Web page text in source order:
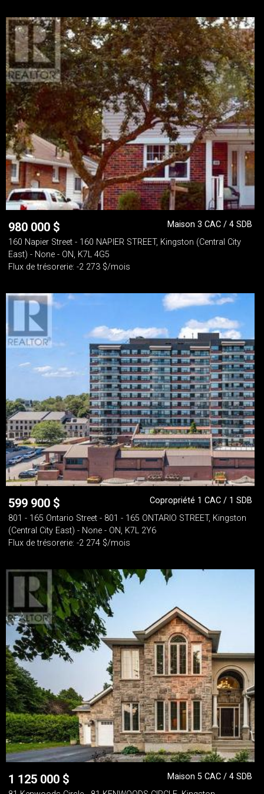
980 000 $
Maison 3 CAC / 4 SDB
160 Napier Street - 160 NAPIER STREET, Kingston (Central City
East) - None - ON, K7L 4G5
Flux de trésorerie: -2 273 $/mois
599 900 $
Copropriété 1 CAC / 1 SDB
801 - 165 Ontario Street - 801 - 165 ONTARIO STREET, Kingston
(Central City East) - None - ON, K7L 2Y6
Flux de trésorerie: -2 274 $/mois
1 125 000 $
Maison 5 CAC / 4 SDB